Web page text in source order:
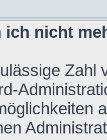
ich nicht
Zahl